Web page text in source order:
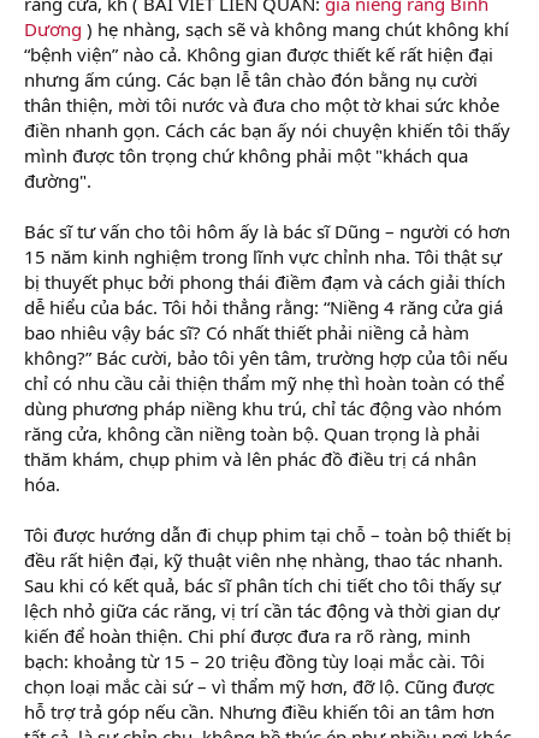
Dương ) hẹ nhàng, sạch sẽ và không mang chút không khí
“bệnh viện” nào cả. Không gian được thiết kế rất hiện đại
nhưng ấm cúng. Các bạn lễ tân chào đón bằng nụ cười
thân thiện, mời tôi nước và đưa cho một tờ khai sức khỏe
điền nhanh gọn. Cách các bạn ấy nói chuyện khiến tôi thấy
mình được tôn trọng chứ không phải một "khách qua
đường".
Bác sĩ tư vấn cho tôi hôm ấy là bác sĩ Dũng – người có hơn
15 năm kinh nghiệm trong lĩnh vực chỉnh nha. Tôi thật sự
bị thuyết phục bởi phong thái điềm đạm và cách giải thích
dễ hiểu của bác. Tôi hỏi thẳng rằng: “Niềng 4 răng cửa giá
bao nhiêu vậy bác sĩ? Có nhất thiết phải niềng cả hàm
không?” Bác cười, bảo tôi yên tâm, trường hợp của tôi nếu
chỉ có nhu cầu cải thiện thẩm mỹ nhẹ thì hoàn toàn có thể
dùng phương pháp niềng khu trú, chỉ tác động vào nhóm
răng cửa, không cần niềng toàn bộ. Quan trọng là phải
thăm khám, chụp phim và lên phác đồ điều trị cá nhân
hóa.
Tôi được hướng dẫn đi chụp phim tại chỗ – toàn bộ thiết bị
đều rất hiện đại, kỹ thuật viên nhẹ nhàng, thao tác nhanh.
Sau khi có kết quả, bác sĩ phân tích chi tiết cho tôi thấy sự
lệch nhỏ giữa các răng, vị trí cần tác động và thời gian dự
kiến để hoàn thiện. Chi phí được đưa ra rõ ràng, minh
bạch: khoảng từ 15 – 20 triệu đồng tùy loại mắc cài. Tôi
chọn loại mắc cài sứ – vì thẩm mỹ hơn, đỡ lộ. Cũng được
hỗ trợ trả góp nếu cần. Nhưng điều khiến tôi an tâm hơn